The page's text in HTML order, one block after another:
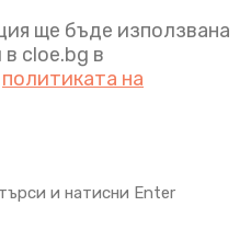
ще бъде използвана
cloe.bg в
политиката на
и натисни Enter